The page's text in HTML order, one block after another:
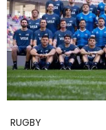
RUGBY